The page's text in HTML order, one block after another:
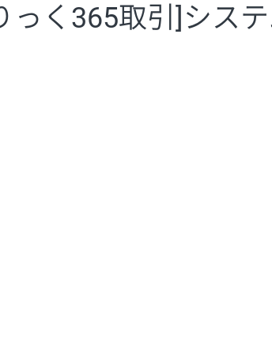
っく365取引]シス